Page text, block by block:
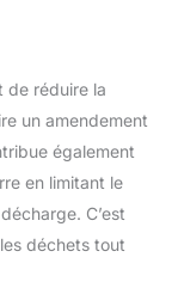
de réduire la
un amendement
également
en limitant le
C’est
déchets tout